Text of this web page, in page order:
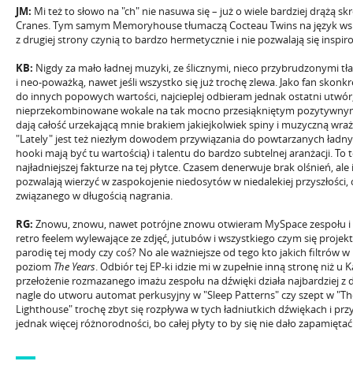
JM: Mi też to słowo na "ch" nie nasuwa się – już o wiele bardziej drążą
Cranes. Tym samym Memoryhouse tłumaczą Cocteau Twins na język
z drugiej strony czynią to bardzo hermetycznie i nie pozwalają się
KB: Nigdy za mało ładnej muzyki, ze ślicznymi, nieco przybrudzonymi
i neo-poważką, nawet jeśli wszystko się już trochę zlewa. Jako fan
do innych popowych wartości, najcieplej odbieram jednak ostatni
nieprzekombinowane wokale na tak mocno przesiąkniętym
dają całość urzekającą mnie brakiem jakiejkolwiek spiny i muzyczną
"Lately" jest też niezłym dowodem przywiązania do powtarzanych
hooki mają być tu wartością) i talentu do bardzo subtelnej aranżacji. To
najładniejszej fakturze na tej płytce. Czasem denerwuje brak olśnień,
pozwalają wierzyć w zaspokojenie niedosytów w niedalekiej
związanego w długością nagrania.
RG: Znowu, znowu, nawet potrójne znowu otwieram MySpace zespołu
retro feelem wylewające ze zdjęć, jutubów i wszystkiego czym się
parodię tej mody czy coś? No ale ważniejsze od tego kto jakich filtrów
poziom The Years. Odbiór tej EP-ki idzie mi w zupełnie inną stronę niż u
przełożenie rozmazanego imażu zespołu na dźwięki działa najbardziej
nagle do utworu automat perkusyjny w "Sleep Patterns" czy szept w
Lighthouse" trochę zbyt się rozpływa w tych ładniutkich dźwiękach i
jednak więcej różnorodności, bo całej płyty to by się nie dało